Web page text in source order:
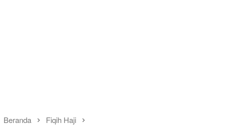
Beranda Fiqih Haji